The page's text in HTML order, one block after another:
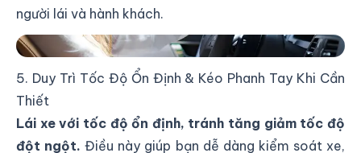
người lái và hành khách.
Chuyển Số Thấp Thay Vì Rà Phanh Khi Lái Xe Ô Tô
5. Duy Trì Tốc Độ Ổn Định & Kéo Phanh Tay Khi Cần
Thiết
Lái xe với tốc độ ổn định, tránh tăng giảm tốc độ
đột ngột. Điều này giúp bạn dễ dàng kiểm soát xe,